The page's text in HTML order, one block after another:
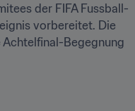
der FIFA Fussball-
vorbereitet. Die
Achtelfinal-Begegnung